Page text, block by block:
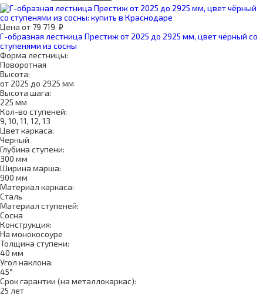
Цена от 79 719 ₽
Г-образная лестница Престиж от 2025 до 2925 мм, цвет чёрный со
ступенями из сосны
Форма лестницы:
Поворотная
Высота:
от 2025 до 2925 мм
Высота шага:
225 мм
Кол-во ступеней:
9, 10, 11, 12, 13
Цвет каркаса:
Черный
Глубина ступени:
300 мм
Ширина марша:
900 мм
Материал каркаса:
Сталь
Материал ступеней:
Сосна
Конструкция:
На монокосоуре
Толщина ступени:
40 мм
Угол наклона:
45°
Срок гарантии (на металлокаркас):
25 лет